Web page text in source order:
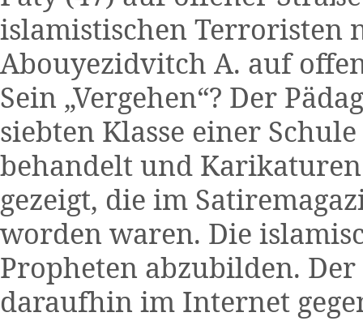
islamistischen Terroristen
Abouyezidvitch A. auf
Sein „Vergehen“? Der
siebten Klasse einer
behandelt und
gezeigt, die im
worden waren. Die
Propheten abzubilden.
daraufhin im Internet